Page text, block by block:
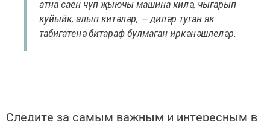
атна саен чүп җыючы машина килә, чыгарып
куйыйк, алып китәләр, — диләр туган як
табигатенә битараф булмаган иркәнәшлеләр.
Следите за самым важным и интересным в